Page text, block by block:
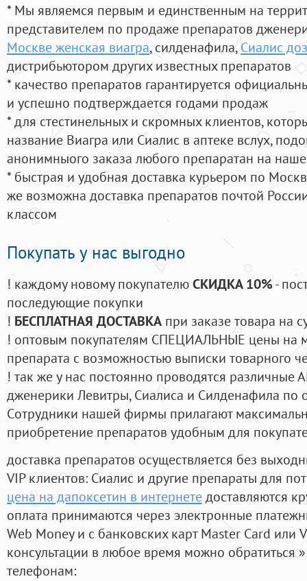
* Мы являемся первым и единственным на
представителем по продаже препаратов
Москве женская виагра, силденафила, Сиалис
дистрибьютором других известных препаратов
* качество препаратов гарантируется
и успешно подтверждается годами продаж
* для стестинельных и скромных клиентов,
название Виагра или Сиалис в аптеке вслух,
анонимныого заказа любого препаратан на
* быстрая и удобная доставка курьером по
же возможна доставка препаратов почтой
классом
Покупать у нас выгодно
! каждому новому покупателюСКИДКА 10%-
последующие покупки
! БЕСПЛАТНАЯ ДОСТАВКА при заказе товара на
! оптовым покупателям СПЕЦИАЛЬНЫЕ цены на
препарата с возможностью выписки товарного
! так же у нас постоянно проводятся
дженерики Левитры, Сиалиса и Силденафила по
Cотрудники нашей фирмы прилагают
приобретение препаратов удобным для
доставка препаратов осуществляется без
VIP клиентов: Сиалис и другие препараты для
цена на дапоксетин в интернетедоставляются
оплата принимаются через электронные
Web Money и с банковских карт Master Card или
консультации в любое время можно обратиться
телефонам: